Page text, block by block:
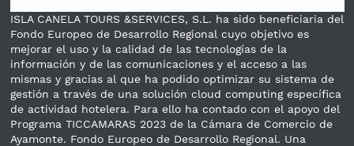
ISLA CANELA TOURS &SERVICES, S.L. ha sido beneficiaria del
Fondo Europeo de Desarrollo Regional cuyo objetivo es
mejorar el uso y la calidad de las tecnologías de la
información y de las comunicaciones y el acceso a las
mismas y gracias al que ha podido optimizar su sistema de
gestión a través de una solución cloud computing específica
de actividad hotelera. Para ello ha contado con el apoyo del
Programa TICCAMARAS 2023 de la Cámara de Comercio de
Ayamonte. Fondo Europeo de Desarrollo Regional. Una